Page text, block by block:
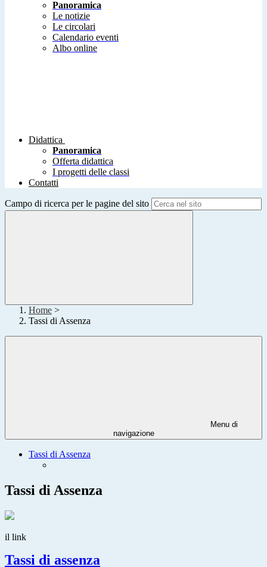
Panoramica
Le notizie
Le circolari
Calendario eventi
Albo online
Didattica
Panoramica
Offerta didattica
I progetti delle classi
Contatti
Campo di ricerca per le pagine del sito
Home >
Tassi di Assenza
Menu di
navigazione
Tassi di Assenza
Tassi di Assenza
il link
Tassi di assenza